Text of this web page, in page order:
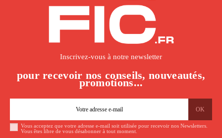
Inscrivez-vous à notre newsletter
pour recevoir nos conseils, nouveautés,
promotions...
Vous acceptez que votre adresse e-mail soit utilisée pour recevoir nos Newsletters.
Vous êtes libre de vous désabonner à tout moment.